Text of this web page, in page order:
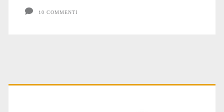
10 COMMENTI
Primary